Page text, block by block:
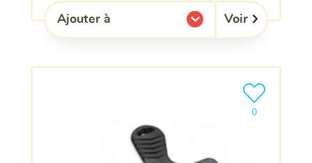
Ajouter à
l'une de mes listes. Voir
0
Ajouter le